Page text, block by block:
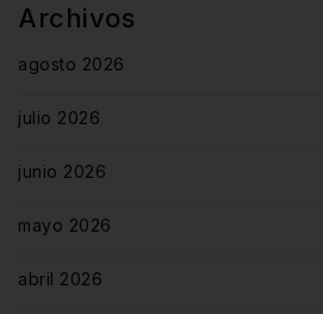
Archivos
agosto 2026
julio 2026
junio 2026
mayo 2026
abril 2026